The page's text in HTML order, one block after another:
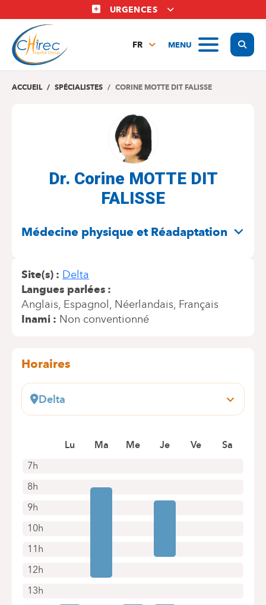
au
contenu
principal
URGENCES
MENU
FR
EN
ACCUEIL SPÉCIALISTES CORINE MOTTE DIT FALISSE
Dr. Corine MOTTE DIT
FALISSE
Médecine physique et Réadaptation
Site(s)
Delta
Langues parlées
Anglais Espagnol Néerlandais Français
Inami
Non conventionné
Horaires
Delta
Boulevard du Triomphe, 201
+32 2 434 81 07
Rendez-vous uniquement par téléphone
7h
8h
9h
10h
11h
12h
13h
Lu Ma Me Je Ve Sa